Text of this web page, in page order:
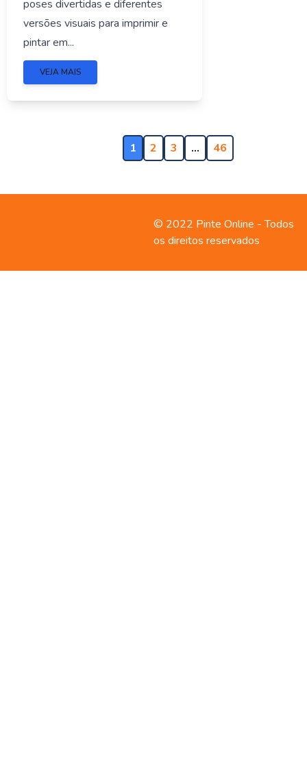
poses divertidas e diferentes
versões visuais para imprimir e
pintar em...
VEJA MAIS
1 2 3 … 46
© 2022 Pinte Online - Todos
os direitos reservados